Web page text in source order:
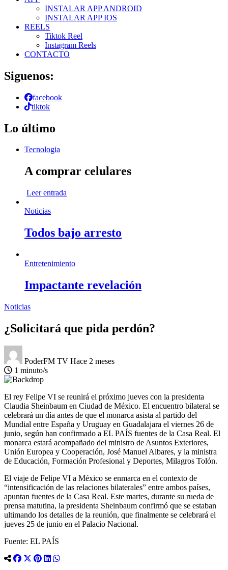
INSTALAR APP ANDROID
INSTALAR APP IOS
REELS
Tiktok Reel
Instagram Reels
CONTACTO
Siguenos:
facebook
tiktok
Lo último
Tecnologia
A comprar celulares
Leer entrada
Noticias
Todos bajo arresto
Entretenimiento
Impactante revelación
Noticias
¿Solicitará que pida perdón?
PoderFM TV Hace 2 meses
1 minuto/s
El rey Felipe VI se reunirá el próximo jueves con la presidenta
Claudia Sheinbaum en Ciudad de México. El encuentro bilateral se
celebrará un día antes de que el monarca asista al partido del
Mundial entre España y Uruguay en Guadalajara el viernes 26 de
junio, según han confirmado a EL PAÍS fuentes de la Casa Real. El
monarca estará acompañado del ministro de Asuntos Exteriores,
Unión Europea y Cooperación, José Manuel Albares, y la ministra
de Educación, Formación Profesional y Deportes, Milagros Tolón.
El viaje de Felipe VI a México se enmarca en el contexto de
“intensificación de las relaciones bilaterales” entre ambos países,
apuntan fuentes de la Casa Real. Este martes, durante su rueda de
prensa matutina, la presidenta Sheinbaum confirmó que se estaban
ultimando los detalles de la reunión, que finalmente se celebrará el
jueves 25 de junio en el Palacio Nacional.
Fuente: EL PAÍS